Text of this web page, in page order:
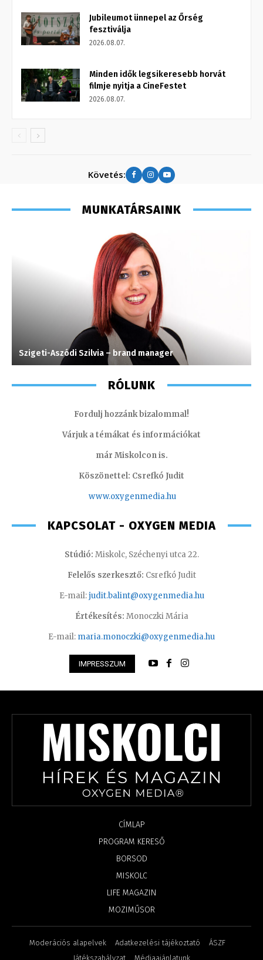
Jubileumot ünnepel az Őrség
fesztiválja
2026.08.07.
Minden idők legsikeresebb horvát
filmje nyitja a CineFestet
2026.08.07.
Követés:
MUNKATÁRSAINK
Szigeti-Aszódi Szilvia – brand manager
RÓLUNK
Fordulj hozzánk bizalommal!
Várjuk a témákat és információkat
már Miskolcon is.
Köszönettel: Csrefkó Judit
www.oxygenmedia.hu
KAPCSOLAT - OXYGEN MEDIA
Stúdió: Miskolc, Széchenyi utca 22.
Felelős szerkesztő: Csrefkó Judit
E-mail:judit.balint@oxygenmedia.hu
Értékesítés: Monoczki Mária
E-mail: maria.monoczki@oxygenmedia.hu
IMPRESSZUM
CÍMLAP
PROGRAM KERESŐ
BORSOD
MISKOLC
LIFE MAGAZIN
MOZIMŰSOR
Moderációs alapelvek Adatkezelési tájékoztató
ÁSZF
Játékszabályzat
Médiaajánlatunk